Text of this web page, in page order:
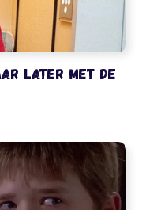
later met de